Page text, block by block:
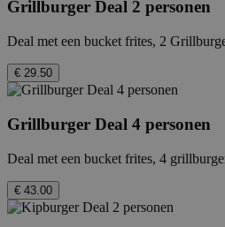
Grillburger Deal 2 personen
Deal met een bucket frites, 2
€ 29.50
Grillburger Deal 4 personen
Deal met een bucket frites, 4
€ 43.00